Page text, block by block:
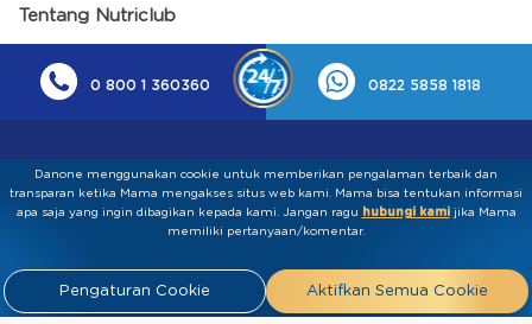
Tentang Nutriclub
0 800 1 360360 0822 5858 1818
Kebijakan Privasi Syarat & Ketentuan
Tentang Kami
Danone menggunakan cookie untuk memberikan pengalaman terbaik dan
transparan ketika Mama mengakses situs web kami. Mama bisa tentukan informasi
apa saja yang ingin dibagikan kepada kami.​ ​Jangan ragu hubungi kamijika Mama
memiliki pertanyaan/komentar.
Pengaturan Cookie Aktifkan Semua Cookie